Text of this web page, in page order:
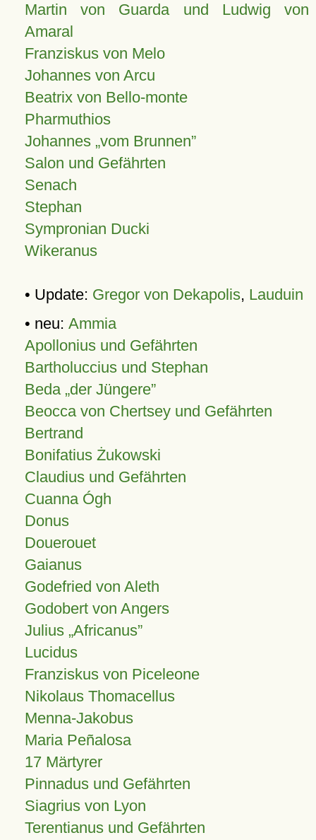
Martin von Guarda und Ludwig von
Amaral
Franziskus von Melo
Johannes von Arcu
Beatrix von Bello-monte
Pharmuthios
Johannes vom Brunnen
Salon und Gefährten
Senach
Stephan
Sympronian Ducki
Wikeranus
• Update: Gregor von Dekapolis, Lauduin
• neu: Ammia
Apollonius und Gefährten
Bartholuccius und Stephan
Beda „der Jüngere”
Beocca von Chertsey und Gefährten
Bertrand
Bonifatius Żukowski
Claudius und Gefährten
Cuanna Ógh
Donus
Douerouet
Gaianus
Godefried von Aleth
Godobert von Angers
Julius Africanus
Lucidus
Franziskus von Piceleone
Nikolaus Thomacellus
Menna-Jakobus
Maria Peñalosa
17 Märtyrer
Pinnadus und Gefährten
Siagrius von Lyon
Terentianus und Gefährten